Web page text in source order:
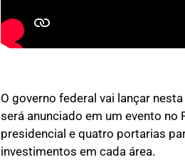
O governo federal vai lançar
será anunciado em um evento
presidencial e quatro portarias
investimentos em cada área.